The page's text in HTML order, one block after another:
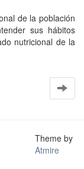
de la población
sus hábitos
nutricional de la
Theme by
Atmire